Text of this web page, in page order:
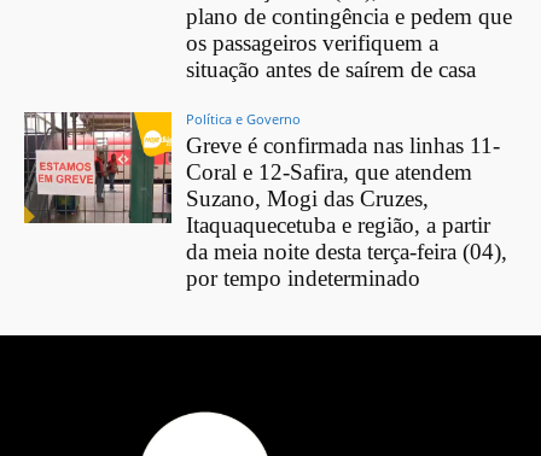
plano de contingência e pedem que
os passageiros verifiquem a
situação antes de saírem de casa
Política e Governo
Greve é confirmada nas linhas 11-
Coral e 12-Safira, que atendem
Suzano, Mogi das Cruzes,
Itaquaquecetuba e região, a partir
da meia noite desta terça-feira (04),
por tempo indeterminado